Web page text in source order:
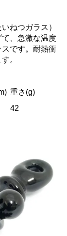
ねつガラス）
、急激な温度
です。耐熱衝
。
重さ(g)
42